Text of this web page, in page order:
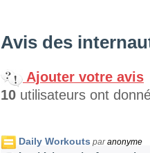
Avis des
Ajouter votre avis
10 utilisateurs ont
Daily Workouts paranonyme